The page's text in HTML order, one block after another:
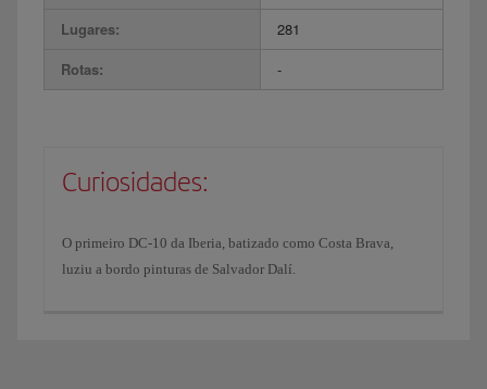
Lugares:
281
Rotas:
-
Curiosidades:
O primeiro DC-10 da Iberia, batizado como Costa Brava,
luziu a bordo pinturas de Salvador Dalí.